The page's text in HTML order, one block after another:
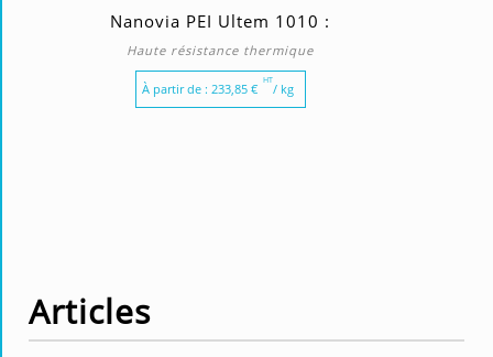
Nanovia PEI Ultem 1010 :
Haute résistance thermique
À partir de : 233,85 €
HT
/ kg
Articles